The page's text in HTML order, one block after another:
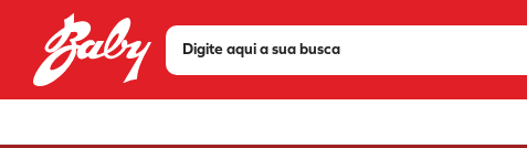
Digite aqui a sua busca
TERMOS MAIS BUSCADOS